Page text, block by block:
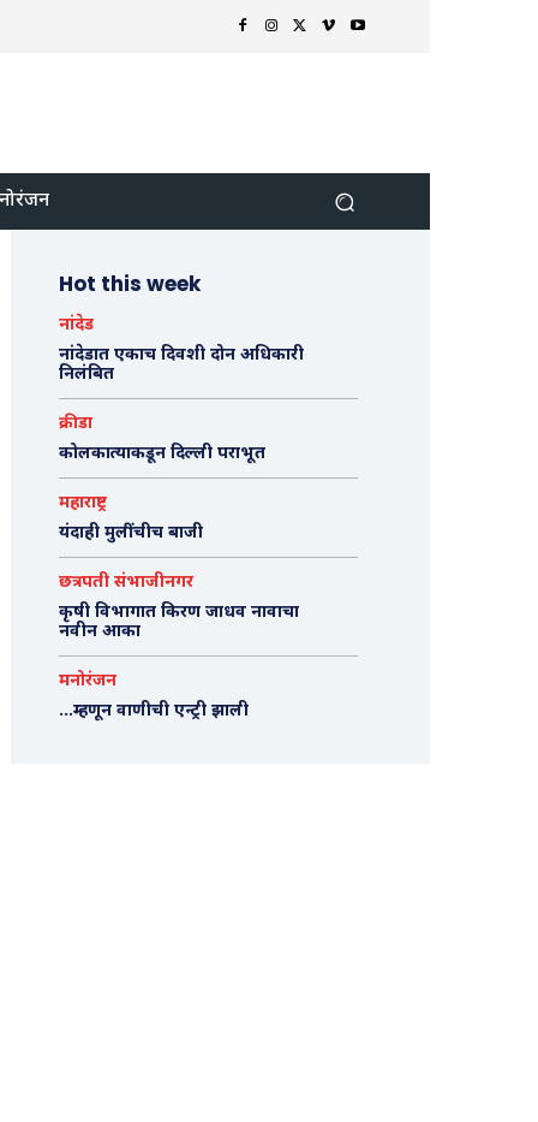
Hot this week
नांदेड
नांदेडात एकाच दिवशी दोन अधिकारी
निलंबित
क्रीडा
कोलकात्याकडून दिल्ली पराभूत
महाराष्ट्र
यंदाही मुलींचीच बाजी
छत्रपती संभाजीनगर
कृषी विभागात किरण जाधव नावाचा
नवीन आका
मनोरंजन
…म्हणून वाणीची एन्ट्री झाली